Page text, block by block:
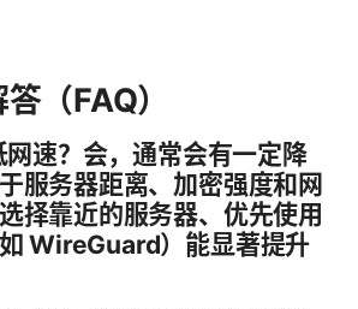
（FAQ）
速？会，通常会有一定降
服务器距离、加密强度和网
择靠近的服务器、优先使用
WireGuard）能显著提升